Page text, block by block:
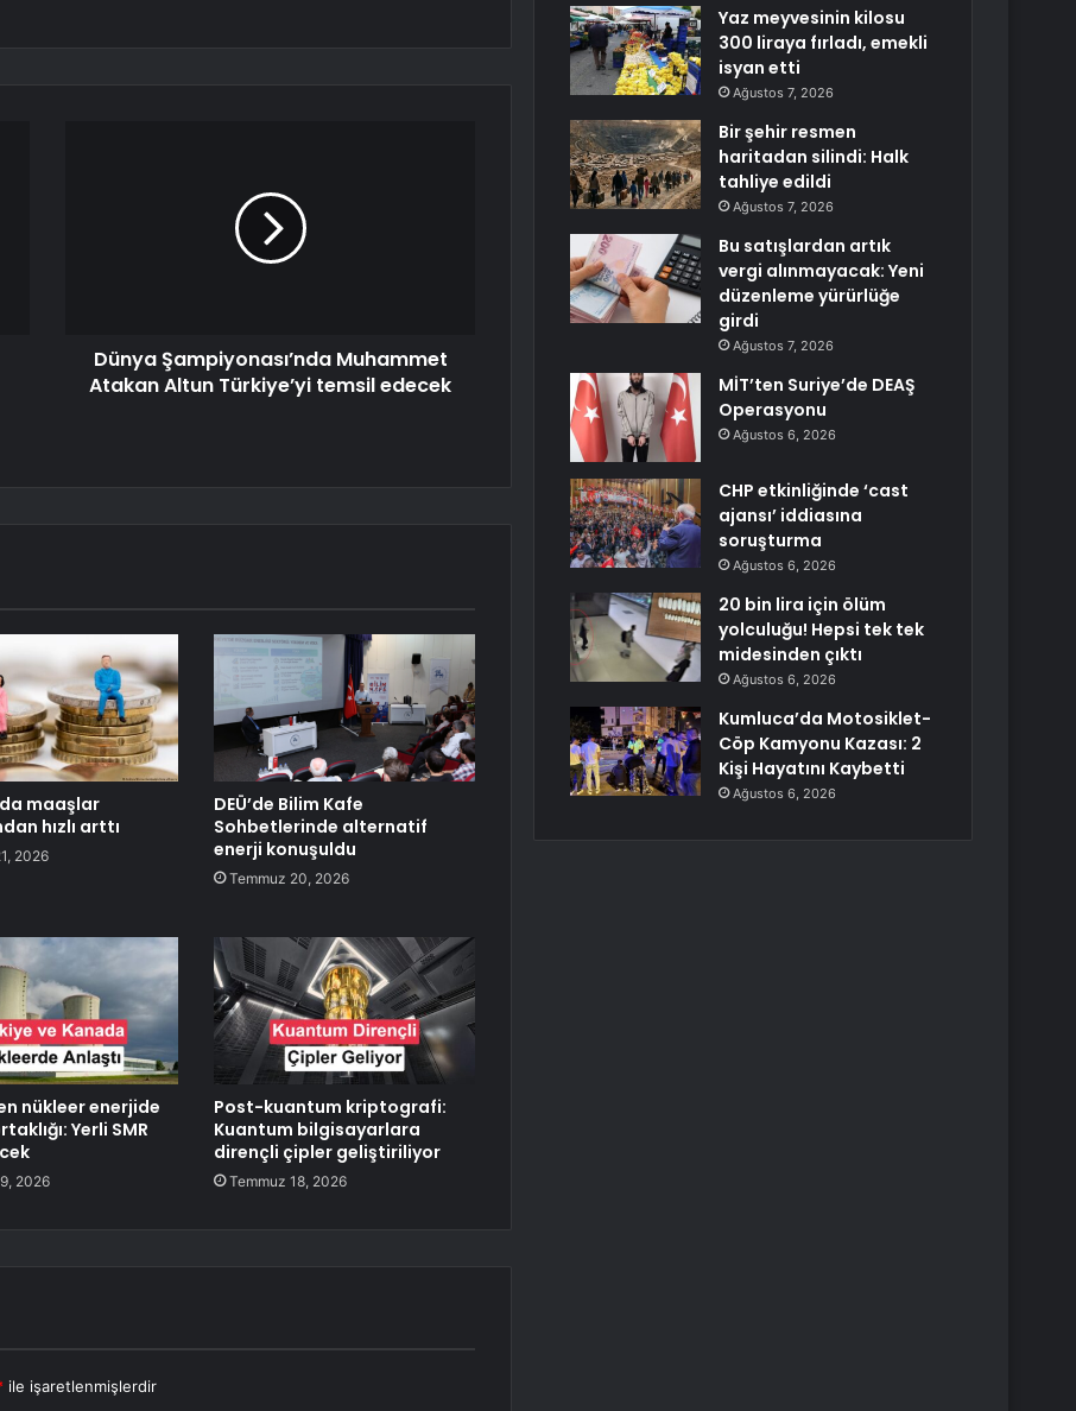
Dünya Şampiyonası’nda Muhammet
Atakan Altun Türkiye’yi temsil edecek
maaşlar
hızlı arttı
2026
DEÜ’de Bilim Kafe
Sohbetlerinde alternatif
enerji konuşuldu
Temmuz 20, 2026
nükleer enerjide
Yerli SMR
2026
Post-kuantum kriptografi:
Kuantum bilgisayarlara
dirençli çipler geliştiriliyor
Temmuz 18, 2026
ile işaretlenmişlerdir
Yaz meyvesinin kilosu
300 liraya fırladı, emekli
isyan etti
Ağustos 7, 2026
Bir şehir resmen
haritadan silindi: Halk
tahliye edildi
Ağustos 7, 2026
Bu satışlardan artık
vergi alınmayacak: Yeni
düzenleme yürürlüğe
girdi
Ağustos 7, 2026
MİT’ten Suriye’de DEAŞ
Operasyonu
Ağustos 6, 2026
CHP etkinliğinde ‘cast
ajansı’ iddiasına
soruşturma
Ağustos 6, 2026
20 bin lira için ölüm
yolculuğu! Hepsi tek tek
midesinden çıktı
Ağustos 6, 2026
Kumluca’da Motosiklet-
Cöp Kamyonu Kazası: 2
Kişi Hayatını Kaybetti
Ağustos 6, 2026